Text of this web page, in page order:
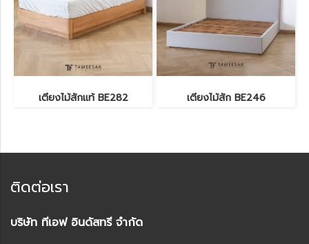
เตียงไม้สักแท้ BE282 เตียงไม้สัก BE246
ติดต่อเรา
บริษัท ทีเอฟ อินดัสทรี จำกัด